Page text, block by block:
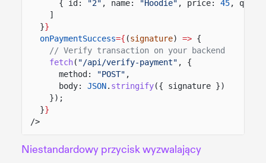
{ id:
"2" , name: "Hoodie" , price: 45,
]
}}
onPaymentSuccess={ (signature) => {
// Verify transaction on your backend
fetch( "/api/verify-payment" , {
method:
"POST" ,
body:
JSON. stringify({ signature })
});
}}
/>
Niestandardowy przycisk wyzwalający